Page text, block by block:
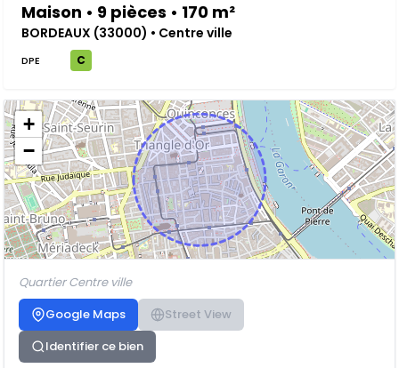
Maison • 9 pièces • 170 m²
BORDEAUX (33000) • Centre ville
DPE C
+
−
Quartier Centre ville
Google Maps
Street View
Identifier ce bien